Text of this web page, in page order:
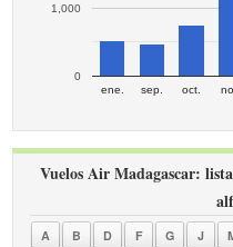
ene. sep. oct.
0
1,000
Vuelos Air Madagascar:
A B D F G J